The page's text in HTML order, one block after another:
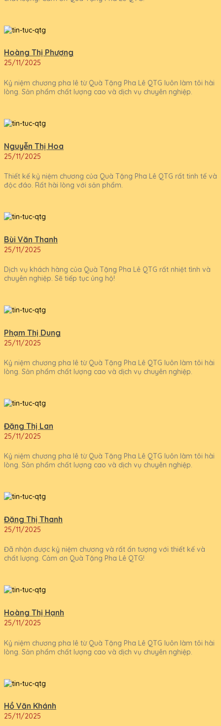
Hoàng Thị Phượng
25/11/2025
Kỷ niệm chương pha lê từ Quà Tặng Pha Lê QTG luôn làm tôi hài
lòng. Sản phẩm chất lượng cao và dịch vụ chuyên nghiệp.
Nguyễn Thị Hoa
25/11/2025
Thiết kế kỷ niệm chương của Quà Tặng Pha Lê QTG rất tinh tế và
độc đáo. Rất hài lòng với sản phẩm.
Bùi Văn Thanh
25/11/2025
Dịch vụ khách hàng của Quà Tặng Pha Lê QTG rất nhiệt tình và
chuyên nghiệp. Sẽ tiếp tục ủng hộ!
Phạm Thị Dung
25/11/2025
Kỷ niệm chương pha lê từ Quà Tặng Pha Lê QTG luôn làm tôi hài
lòng. Sản phẩm chất lượng cao và dịch vụ chuyên nghiệp.
Đặng Thị Lan
25/11/2025
Kỷ niệm chương pha lê từ Quà Tặng Pha Lê QTG luôn làm tôi hài
lòng. Sản phẩm chất lượng cao và dịch vụ chuyên nghiệp.
Đặng Thị Thanh
25/11/2025
Đã nhận được kỷ niệm chương và rất ấn tượng với thiết kế và
chất lượng. Cảm ơn Quà Tặng Pha Lê QTG!
Hoàng Thị Hạnh
25/11/2025
Kỷ niệm chương pha lê từ Quà Tặng Pha Lê QTG luôn làm tôi hài
lòng. Sản phẩm chất lượng cao và dịch vụ chuyên nghiệp.
Hồ Văn Khánh
25/11/2025